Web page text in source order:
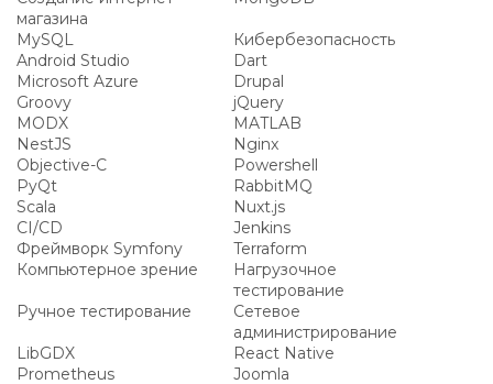
магазина
MySQL
Кибербезопасность
Android Studio
Dart
Microsoft Azure
Drupal
Groovy
jQuery
MODX
MATLAB
NestJS
Nginx
Objective-C
Powershell
PyQt
RabbitMQ
Scala
Nuxt.js
CI/CD
Jenkins
Фреймворк Symfony
Terraform
Компьютерное зрение
Нагрузочное
тестирование
Ручное тестирование
Сетевое
администрирование
LibGDX
React Native
Prometheus
Joomla